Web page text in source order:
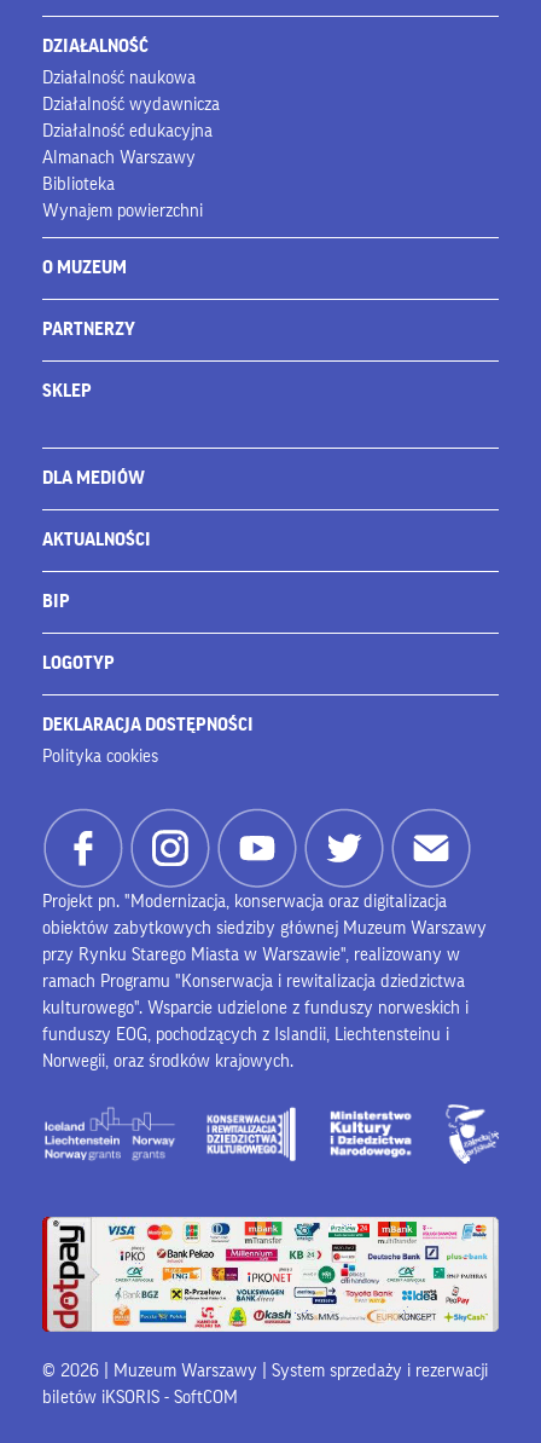
DZIAŁALNOŚĆ
Działalność naukowa
Działalność wydawnicza
Działalność edukacyjna
Almanach Warszawy
Biblioteka
Wynajem powierzchni
O MUZEUM
PARTNERZY
SKLEP
DLA MEDIÓW
AKTUALNOŚCI
BIP
LOGOTYP
DEKLARACJA DOSTĘPNOŚCI
Polityka cookies
Projekt pn. "Modernizacja, konserwacja oraz digitalizacja
obiektów zabytkowych siedziby głównej Muzeum Warszawy
przy Rynku Starego Miasta w Warszawie", realizowany w
ramach Programu "Konserwacja i rewitalizacja dziedzictwa
kulturowego". Wsparcie udzielone z funduszy norweskich i
funduszy EOG, pochodzących z Islandii, Liechtensteinu i
Norwegii, oraz środków krajowych.
© 2026 | Muzeum Warszawy | System sprzedaży i rezerwacji
biletów iKSORIS - SoftCOM